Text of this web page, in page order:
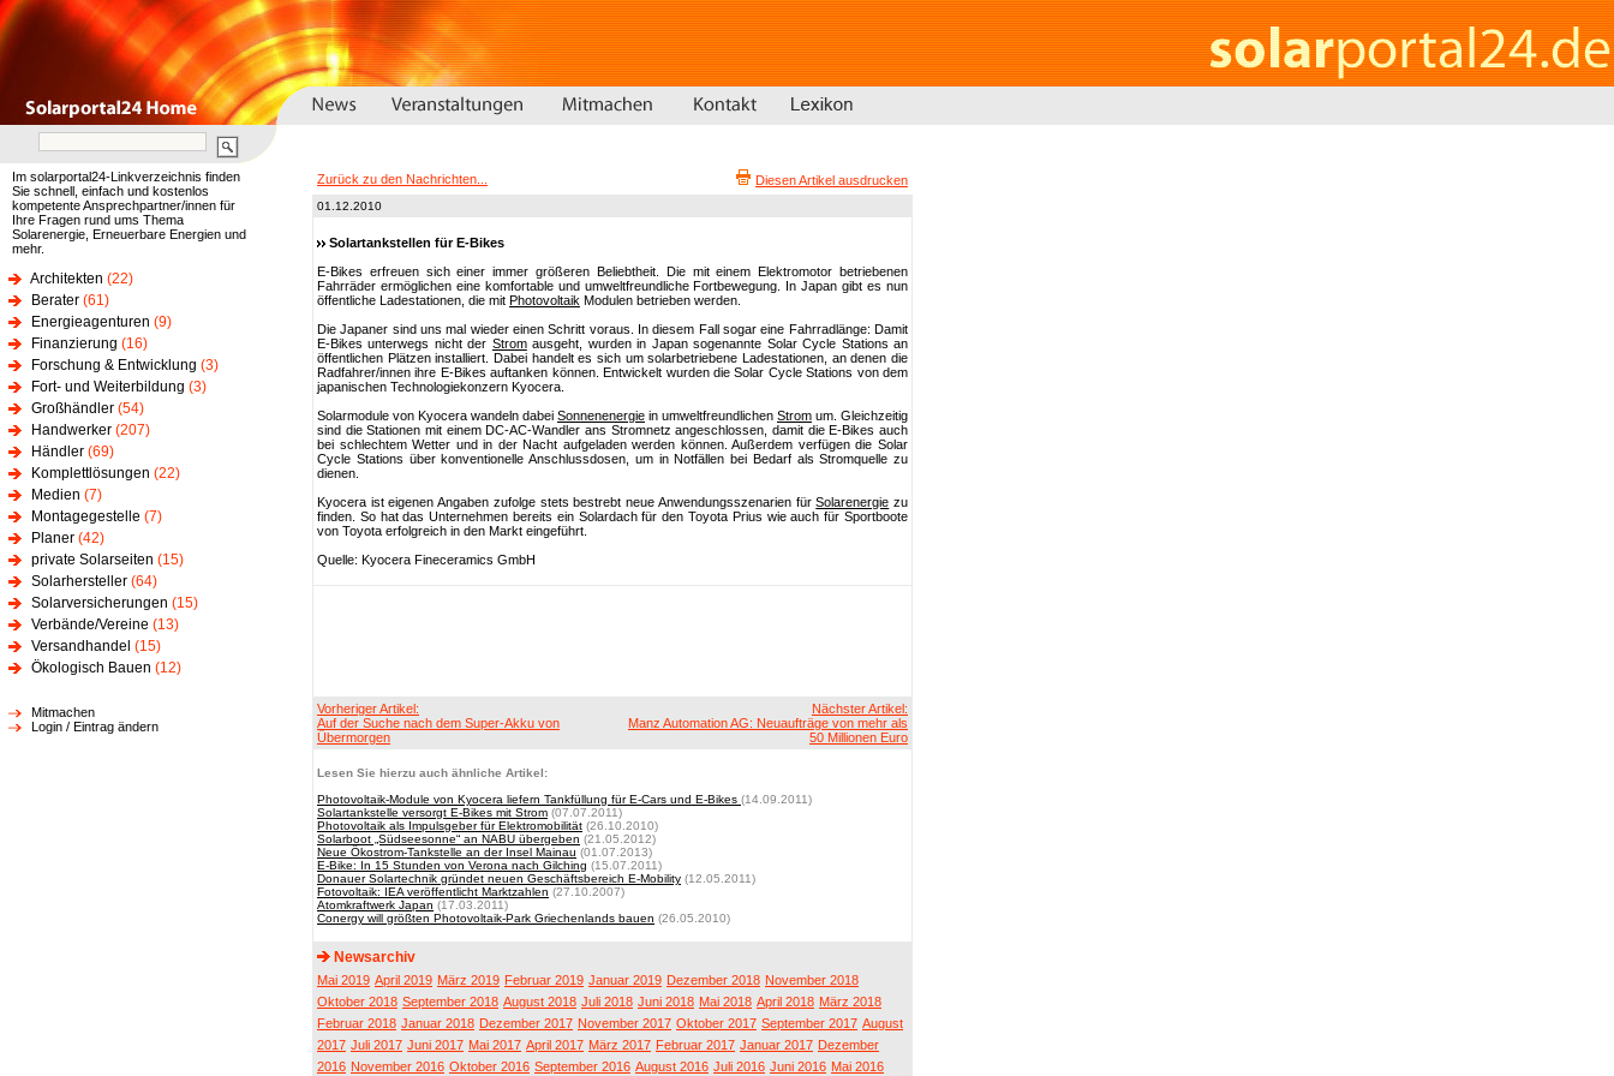
Im solarportal24-Linkverzeichnis finden
Sie schnell, einfach und kostenlos
kompetente Ansprechpartner/innen für
Ihre Fragen rund ums Thema
Solarenergie, Erneuerbare Energien und
mehr.
Architekten (22)
Berater (61)
Energieagenturen (9)
Finanzierung (16)
Forschung & Entwicklung (3)
Fort- und Weiterbildung (3)
Großhändler (54)
Handwerker (207)
Händler (69)
Komplettlösungen (22)
Medien (7)
Montagegestelle (7)
Planer (42)
private Solarseiten (15)
Solarhersteller (64)
Solarversicherungen (15)
Verbände/Vereine (13)
Versandhandel (15)
Ökologisch Bauen (12)
Mitmachen
Login / Eintrag ändern
Zurück zu den Nachrichten... Diesen Artikel ausdrucken
01.12.2010
Solartankstellen für E-Bikes
E-Bikes erfreuen sich einer immer größeren Beliebtheit. Die mit einem Elektromotor betriebenen
Fahrräder ermöglichen eine komfortable und umweltfreundliche Fortbewegung. In Japan gibt es nun
öffentliche Ladestationen, die mit Photovoltaik Modulen betrieben werden.
Die Japaner sind uns mal wieder einen Schritt voraus. In diesem Fall sogar eine Fahrradlänge: Damit
E-Bikes unterwegs nicht der Stromausgeht, wurden in Japan sogenannte Solar Cycle Stations an
öffentlichen Plätzen installiert. Dabei handelt es sich um solarbetriebene Ladestationen, an denen die
Radfahrer/innen ihre E-Bikes auftanken können. Entwickelt wurden die Solar Cycle Stations von dem
japanischen Technologiekonzern Kyocera.
Solarmodule von Kyocera wandeln dabei Sonnenenergie in umweltfreundlichen Strom um. Gleichzeitig
sind die Stationen mit einem DC-AC-Wandler ans Stromnetz angeschlossen, damit die E-Bikes auch
bei schlechtem Wetter und in der Nacht aufgeladen werden können. Außerdem verfügen die Solar
Cycle Stations über konventionelle Anschlussdosen, um in Notfällen bei Bedarf als Stromquelle zu
dienen.
Kyocera ist eigenen Angaben zufolge stets bestrebt neue Anwendungsszenarien fürSolarenergie zu
finden. So hat das Unternehmen bereits ein Solardach für den Toyota Prius wie auch für Sportboote
von Toyota erfolgreich in den Markt eingeführt.
Quelle: Kyocera Fineceramics GmbH
Vorheriger Artikel:
Auf der Suche nach dem Super-Akku von
Übermorgen
Nächster Artikel:
Manz Automation AG: Neuaufträge von mehr als
50 Millionen Euro
Lesen Sie hierzu auch ähnliche Artikel:
Photovoltaik-Module von Kyocera liefern Tankfüllung für E-Cars und E-Bikes (14.09.2011)
Solartankstelle versorgt E-Bikes mit Strom (07.07.2011)
Photovoltaik als Impulsgeber für Elektromobilität (26.10.2010)
Solarboot „Südseesonne“ an NABU übergeben (21.05.2012)
Neue Ökostrom-Tankstelle an der Insel Mainau (01.07.2013)
E-Bike: In 15 Stunden von Verona nach Gilching (15.07.2011)
Donauer Solartechnik gründet neuen Geschäftsbereich E-Mobility (12.05.2011)
Fotovoltaik: IEA veröffentlicht Marktzahlen (27.10.2007)
Atomkraftwerk Japan (17.03.2011)
Conergy will größten Photovoltaik-Park Griechenlands bauen (26.05.2010)
Newsarchiv
Mai 2019 April 2019 März 2019 Februar 2019 Januar 2019 Dezember 2018 November 2018
Oktober 2018 September 2018 August 2018 Juli 2018 Juni 2018 Mai 2018 April 2018 März 2018
Februar 2018 Januar 2018 Dezember 2017 November 2017 Oktober 2017 September 2017 August
2017 Juli 2017 Juni 2017 Mai 2017 April 2017 März 2017 Februar 2017 Januar 2017 Dezember
2016 November 2016 Oktober 2016 September 2016 August 2016 Juli 2016 Juni 2016 Mai 2016